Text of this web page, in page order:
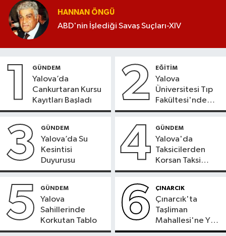
HANNAN ÖNGÜ
ABD'nin İşlediği Savaş Suçları-XIV
1 GÜNDEM
Yalova’da
Cankurtaran Kursu
Kayıtları Başladı
2 EĞİTİM
Yalova
Üniversitesi Tıp
Fakültesi'nde
Yeni Dönem
3 GÜNDEM
Yalova’da Su
Kesintisi
Duyurusu
4 GÜNDEM
Yalova'da
Taksicilerden
Korsan Taksi
Tepkisi
5 GÜNDEM
Yalova
Sahillerinde
Korkutan Tablo
6 ÇINARCIK
Çınarcık'ta
Taşliman
Mahallesi'ne Yeni
Ortak ATM